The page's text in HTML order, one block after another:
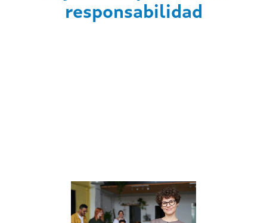
responsabilidad